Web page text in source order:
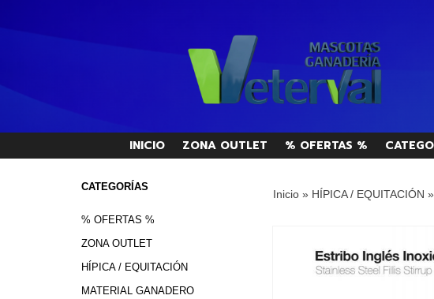
INICIO ZONA OUTLET % OFERTAS %
CATEGORÍAS
% OFERTAS %
ZONA OUTLET
HÍPICA / EQUITACIÓN
MATERIAL GANADERO
Inicio» HÍPICA / EQUITACIÓN »